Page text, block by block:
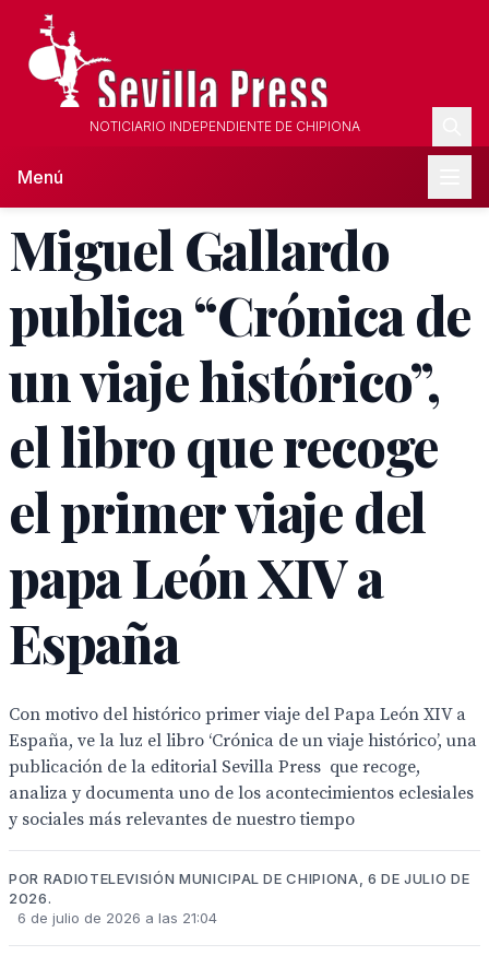
NOTICIARIO INDEPENDIENTE DE CHIPIONA
Menú
Miguel Gallardo
publica “Crónica de
un viaje histórico”,
el libro que recoge
el primer viaje del
papa León XIV a
España
Con motivo del histórico primer viaje del Papa León XIV a
España, ve la luz el libro ‘Crónica de un viaje histórico’, una
publicación de la editorial Sevilla Press que recoge,
analiza y documenta uno de los acontecimientos eclesiales
y sociales más relevantes de nuestro tiempo
POR RADIOTELEVISIÓN MUNICIPAL DE CHIPIONA, 6 DE JULIO DE
2026.
6 de julio de 2026 a las 21:04